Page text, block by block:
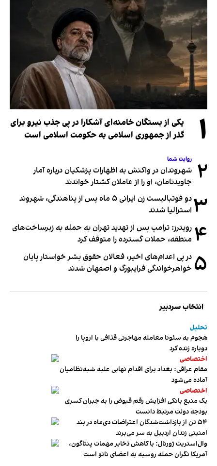
۱
یکی از بستگان خامنه‌ای آشکارا در پی جذب نیرو برای
گذر از جمهوری اسلامی به حکومت اسلامی است
۲ روایت شما
شهروندان در واکنش به اظهارات پزشکیان درباره آمار
جاویدنامان، او را از عاملان کشتار خواندند
۳
دو فوتبالیست زن ایرانی ۵ ماه پس از پناهندگی، شهروند
استرالیا شدند
۴ رویترز: ترامپ پس از تهدید تهران به حمله به زیرساخت‌های
منطقه، حملات گسترده را متوقف کرد
۵ در پی اعدام‌های اخیر، فعالان حقوق بشر خواستار پایان
خواهرخواندگی فرایبورگ و اصفهان شدند
انتخاب سردبیر
تحلیل
هجوم به سئوتا معامله مهاجرتی قذافی با اروپا را
دوباره زنده کرد
اختصاصی
مقام عراقی: بغداد برای اقدام نهایی علیه شبه‌نظامیان
آماده می‌شود
اختصاصی
یک منبع بانکی افزایش رقم قبوض را به جبران کسری
بودجه دولت مرتبط دانست
۵۴ تن از بازداشت‌شدگان اعتراضات دی‌ماه در بند
امنیتی زندان اردبیل به سر می‌برند
وال‌استریت ژورنال: با کاهش ذخایر مهمات پنتاگون،
آمریکا نگران حمله روسیه به اعضای ناتو‌ است